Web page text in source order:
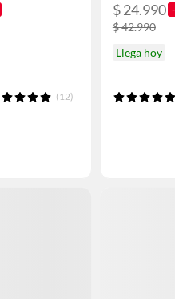
(12)
$ 24.990
$ 42.990
Llega hoy